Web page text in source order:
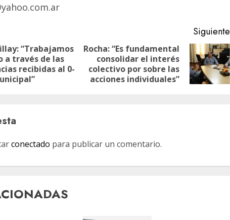
Entrada
anterior:
“Trabajamos
a través de las
recibidas al 0-
Siguiente
Siguiente
entrada:
Rocha: “Es fundamental
consolidar el interés
colectivo por sobre las
acciones individuales”
conectado para publicar un comentario.